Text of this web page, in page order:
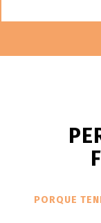
PORQUE